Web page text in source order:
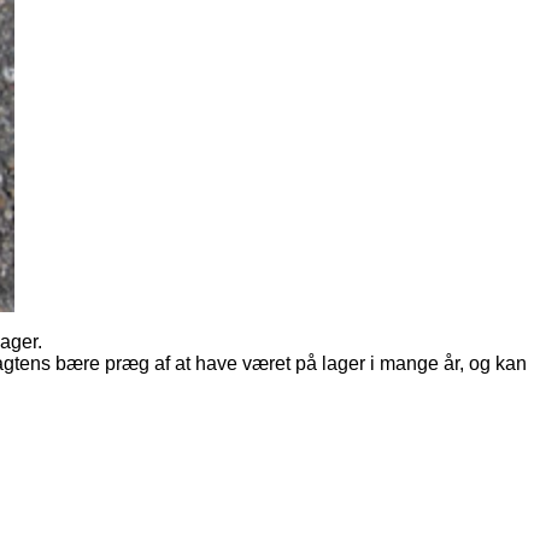
bære præg af at have været på lager i mange år, og kan